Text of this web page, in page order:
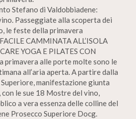
Stefano di Valdobbiadene:
Passeggiate alla scoperta dei
le feste della primavera
CAMMINATA ALL’ISOLA
YOGA E PILATES CON
primavera alle porte molte sono le
all’aria aperta. A partire dalla
manifestazione giunta
le sue 18 Mostre del vino,
a vera essenza delle colline del
Prosecco Superiore Docg.